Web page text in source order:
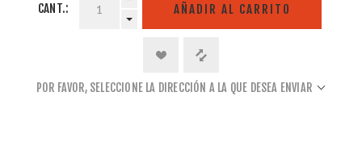
CANT.: AÑADIR AL CARRITO
POR FAVOR, SELECCIONE LA DIRECCIÓN A LA QUE DESEA ENVIAR